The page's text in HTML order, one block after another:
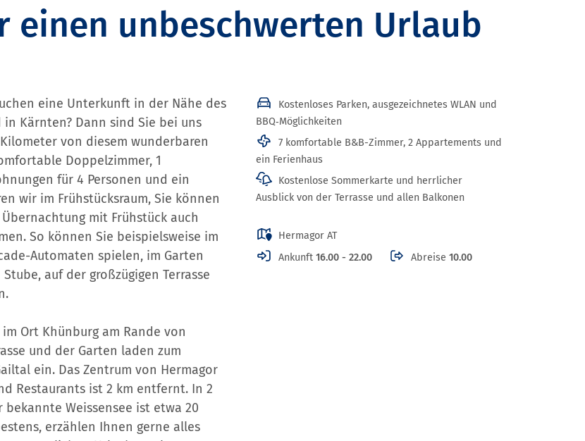
einen unbeschwerten Urlaub
eine Unterkunft in der Nähe des
Kärnten? Dann sind Sie bei uns
von diesem wunderbaren
Doppelzimmer, 1
für 4 Personen und ein
wir im Frühstücksraum, Sie können
mit Frühstück auch
So können Sie beispielsweise im
Automaten spielen, im Garten
auf der großzügigen Terrasse
Ort Khünburg am Rande von
und der Garten laden zum
ein. Das Zentrum von Hermagor
Restaurants ist 2 km entfernt. In 2
Weissensee ist etwa 20
erzählen Ihnen gerne alles
Kostenloses Parken, ausgezeichnetes WLAN und
BBQ‑Möglichkeiten
7 komfortable B&B-Zimmer, 2 Appartements und
ein Ferienhaus
Kostenlose Sommerkarte und herrlicher
Ausblick von der Terrasse und allen Balkonen
Hermagor AT
Ankunft 16.00 - 22.00 Abreise 10.00